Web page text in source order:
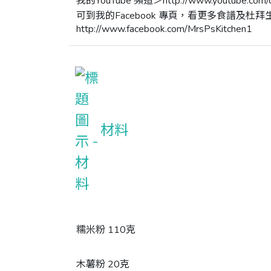
可到我的Facebook 專頁，看更多食譜及杜拜
http://www.facebook.com/MrsPsKitchen1
材料
糯米粉 110克
木薯粉 20克